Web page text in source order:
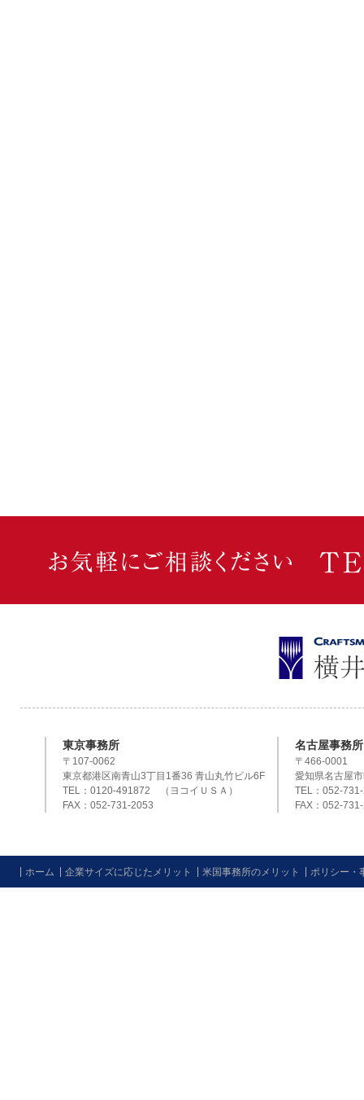
東京事務所
〒107-0062
東京都港区南青山3丁目1番36 青山丸竹ビル6F
TEL：0120-491872 （ヨコイＵＳＡ）
FAX：052-731-2053
名古屋事務所
〒466-0001
愛知県名古屋
TEL：052-
FAX：052-
ホーム 企業サイズに応じたメリット 米国事務所のメリット ポリシー・